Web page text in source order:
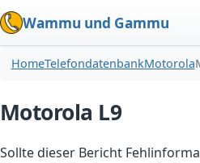
Wammu und Gammu
HomeTelefondatenbankMotorola
Motorola L9
Sollte dieser Bericht